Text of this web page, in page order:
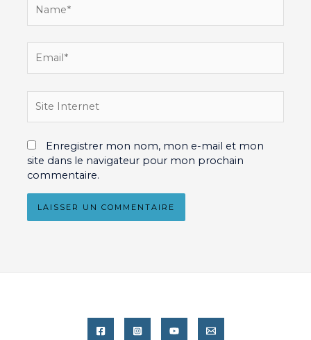
Internet
Enregistrer mon nom, mon e-mail et mon
site dans le navigateur pour mon prochain
commentaire.